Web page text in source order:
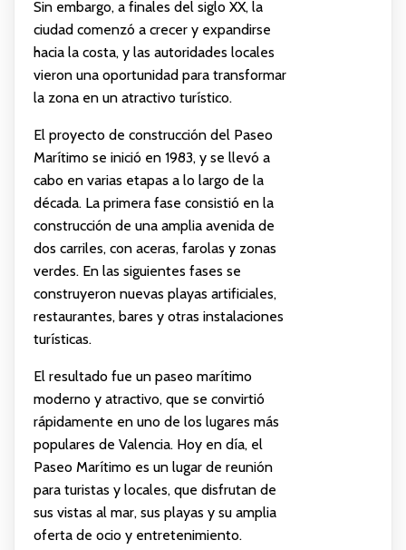
Sin embargo, a finales del siglo XX, la
ciudad comenzó a crecer y expandirse
hacia la costa, y las autoridades locales
vieron una oportunidad para transformar
la zona en un atractivo turístico.
El proyecto de construcción del Paseo
Marítimo se inició en 1983, y se llevó a
cabo en varias etapas a lo largo de la
década. La primera fase consistió en la
construcción de una amplia avenida de
dos carriles, con aceras, farolas y zonas
verdes. En las siguientes fases se
construyeron nuevas playas artificiales,
restaurantes, bares y otras instalaciones
turísticas.
El resultado fue un paseo marítimo
moderno y atractivo, que se convirtió
rápidamente en uno de los lugares más
populares de Valencia. Hoy en día, el
Paseo Marítimo es un lugar de reunión
para turistas y locales, que disfrutan de
sus vistas al mar, sus playas y su amplia
oferta de ocio y entretenimiento.